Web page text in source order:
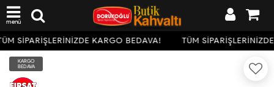
menü
SİPARİŞLERİNİZDE KARGO BEDAVA! TÜM
KARGO
BEDAVA